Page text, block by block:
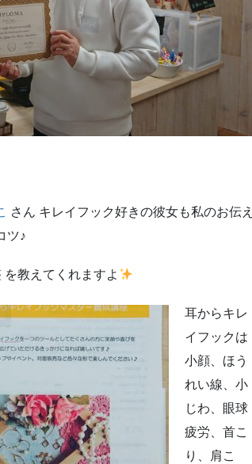
さん キレイフック好きの彼女も私のお伝え
ツ♪
を教えてくれますよ
耳からキレ
イフックは
小顔、ほう
れい線、小
じわ、眼球
疲労、首こ
り、肩こ